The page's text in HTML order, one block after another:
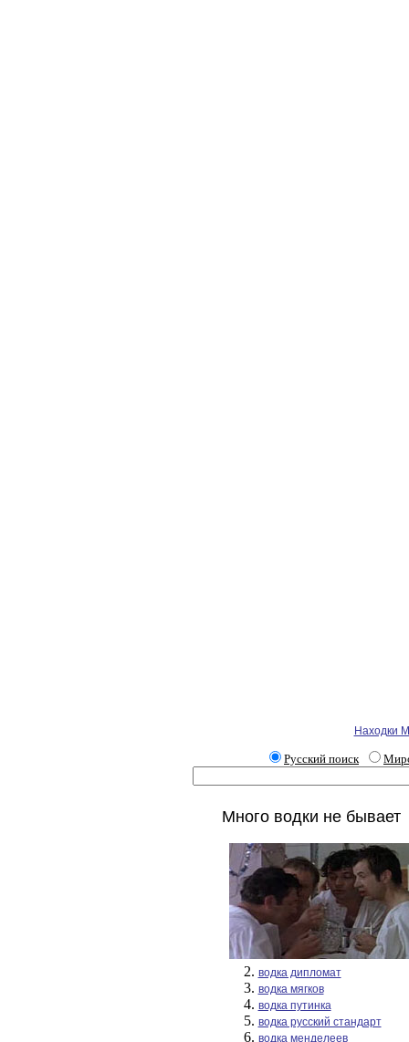
Находки
Русский поиск
Много водки не бывает
водка дипломат
водка мягков
водка путинка
водка русский стандарт
водка менделеев